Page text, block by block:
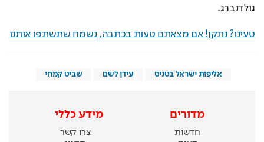
גולדנברג.
טעינו? נתקן! אם מצאתם טעות בכתבה, נשמח שתשתפו אותנו
אליפות ישראל בטניס עידן לשם שביט קמחי
מדורים
חדשות
מידע כללי
צרו קשר